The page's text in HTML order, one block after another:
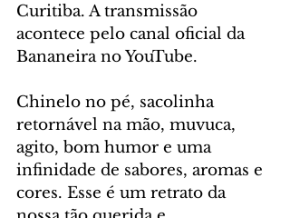
Curitiba. A transmissão
acontece pelo canal oficial da
Bananeira no YouTube.
Chinelo no pé, sacolinha
retornável na mão, muvuca,
agito, bom humor e uma
infinidade de sabores, aromas e
cores. Esse é um retrato da